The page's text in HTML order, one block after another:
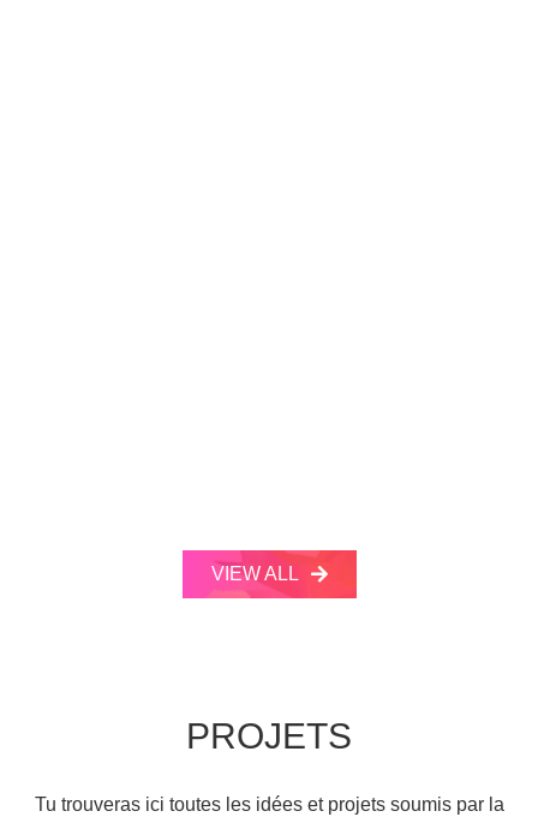
VIEW ALL
PROJETS
Tu trouveras ici toutes les idées et projets soumis par la